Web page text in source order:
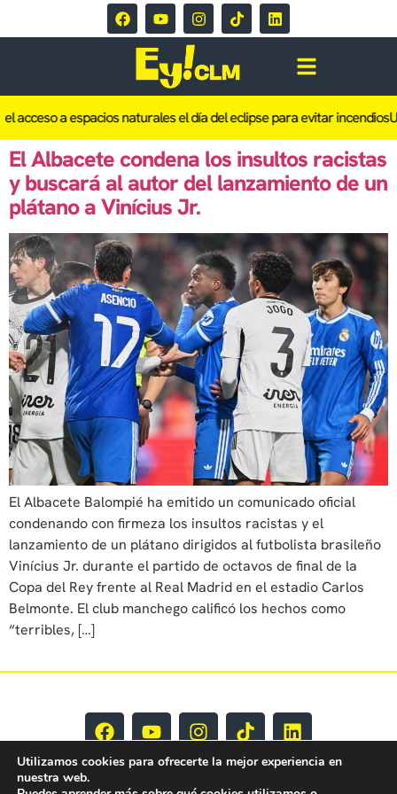
acceso a espacios naturales el día del eclipse para evitar incendios
El Albacete condena los insultos racistas
y buscará al autor del lanzamiento de un
plátano a Vinícius Jr.
El Albacete Balompié ha emitido un comunicado oficial
condenando con firmeza los insultos racistas y el
lanzamiento de un plátano dirigidos al futbolista brasileño
Vinícius Jr. durante el partido de octavos de final de la
Copa del Rey frente al Real Madrid en el estadio Carlos
Belmonte. El club manchego calificó los hechos como
“terribles, […]
Utilizamos cookies para ofrecerte la mejor experiencia en
nuestra web.